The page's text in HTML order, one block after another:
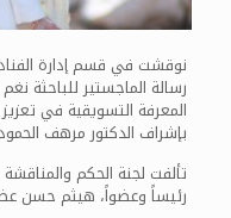
نوقشت في قسم إدارة
رسالة الماجستير للباحثة
المعرفة التسويقية في
بإشراف الدكتور مرهف
تألفت لجنة الحكم
رئيساً وعضواً، هيثم حسن